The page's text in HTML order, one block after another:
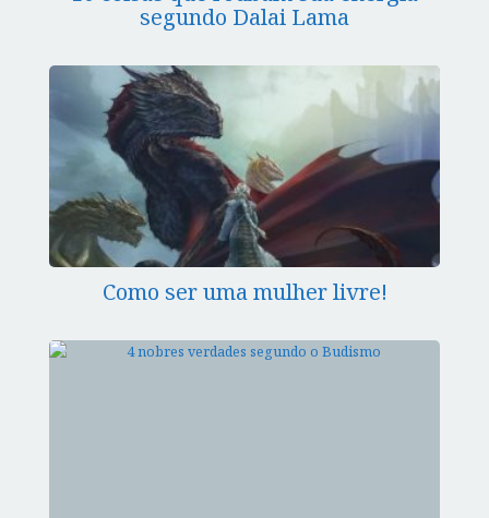
segundo Dalai Lama
Como ser uma mulher livre!